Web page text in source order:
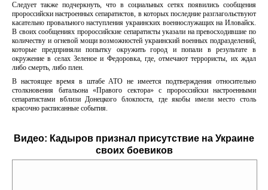
Следует также подчеркнуть, что в социальных сетях появились сообщения
пророссийски настроенных сепаратистов, в которых последние разглагольствуют
касательно провального наступления украинских военнослужащих на Иловайск.
В своих сообщениях пророссийские сепаратисты указали на превосходившие по
количеству и огневой мощи возможностей украинский военных подразделений,
которые предприняли попытку окружить город и попали в результате в
окружение в селах Зеленое и Федоровка, где, отмечают террористы, их ждал
либо смерть, либо плен.
В настоящее время в штабе АТО не имеется подтверждения относительно
столкновения батальона «Правого сектора» с пророссийски настроенными
сепаратистами вблизи Донецкого блокпоста, где якобы имели место столь
красочно расписанные события.
Видео: Кадыров признал присутствие на Украине
своих боевиков